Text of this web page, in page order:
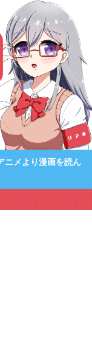
ニメより漫画を読ん